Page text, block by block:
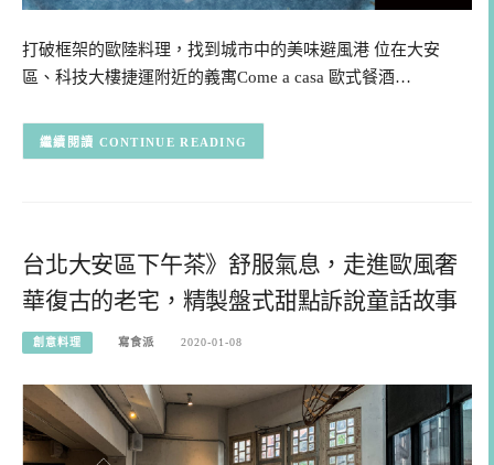
打破框架的歐陸料理，找到城市中的美味避風港 位在大安
區、科技大樓捷運附近的義寓Come a casa 歐式餐酒…
CONTINUE READING
台北大安區下午茶》舒服氣息，走進歐風奢
華復古的老宅，精製盤式甜點訴說童話故事
創意料理 寫食派 2020-01-08